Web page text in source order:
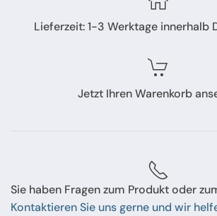
Lieferzeit: 1-3 Werktage innerhalb
Jetzt Ihren Warenkorb
Sie haben Fragen zum Produkt oder
Kontaktieren Sie uns gerne und wir